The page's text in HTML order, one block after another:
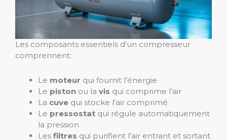
Les composants essentiels d’un compresseur
comprennent:
Le moteur qui fournit l’énergie
Le piston ou la vis qui comprime l’air
La cuve qui stocke l’air comprimé
Le pressostat qui régule automatiquement
la pression
Les filtres qui purifient l’air entrant et sortant